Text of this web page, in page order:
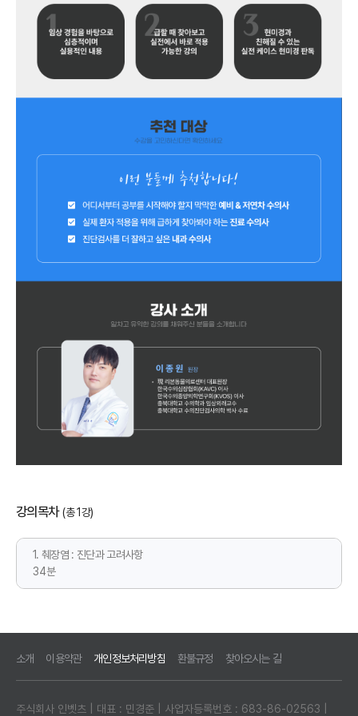
강의목차 (총 1강)
1. 췌장염 : 진단과 고려사항
34분
소개 이용약관 개인정보처리방침 환불규정 찾아오시는 길
주식회사 인벳츠 | 대표 : 민경준 | 사업자등록번호 : 683-86-02563 |